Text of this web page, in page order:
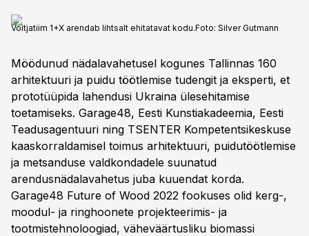
Võitjatiim 1+X arendab lihtsalt ehitatavat kodu.Foto: Silver Gutmann
Möödunud nädalavahetusel kogunes Tallinnas 160
arhitektuuri ja puidu töötlemise tudengit ja eksperti, et
prototüüpida lahendusi Ukraina ülesehitamise
toetamiseks. Garage48, Eesti Kunstiakadeemia, Eesti
Teadusagentuuri ning TSENTER Kompetentsikeskuse
kaaskorraldamisel toimus arhitektuuri, puidutöötlemise
ja metsanduse valdkondadele suunatud
arendusnädalavahetus juba kuuendat korda.
Garage48 Future of Wood 2022 fookuses olid kerg-,
moodul- ja ringhoonete projekteerimis- ja
tootmistehnoloogiad, väheväärtusliku biomassi